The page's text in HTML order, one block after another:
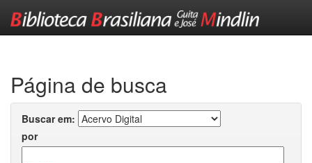
Página de busca
Buscar em:
por